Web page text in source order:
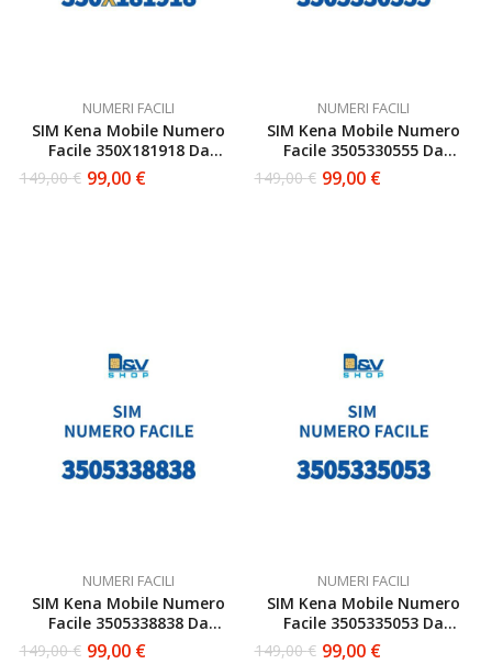
NUMERI FACILI
SIM Kena Mobile Numero
Facile 350X181918 Da
Attivare
149,00€
Il 99,00 €
Il
NUMERI FACILI
SIM Kena Mobile Numero
Facile 3505330555 Da
Attivare
149,00€
Il 99,00 €
Il
NUMERI FACILI
SIM Kena Mobile Numero
Facile 3505338838 Da
Attivare
149,00€
Il 99,00 €
Il
NUMERI FACILI
SIM Kena Mobile Numero
Facile 3505335053 Da
Attivare
149,00€
Il 99,00 €
Il